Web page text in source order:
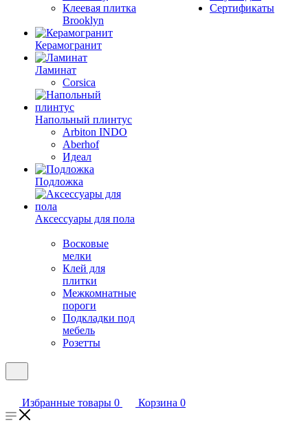
Клеевая плитка
Brooklyn
Керамогранит
Ламинат
Corsica
Напольный плинтус
Arbiton INDO
Aberhof
Идеал
Подложка
Аксессуары для пола
Восковые
мелки
Клей для
плитки
Межкомнатные
пороги
Подкладки под
мебель
Розетты
Сертификаты
Избранные товары 0 Корзина 0